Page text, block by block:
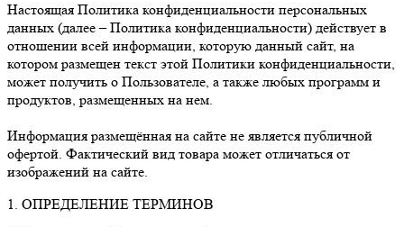
Настоящая Политика конфиденциальности персональных
данных (далее – Политика конфиденциальности) действует в
отношении всей информации, которую данный сайт, на
котором размещен текст этой Политики конфиденциальности,
может получить о Пользователе, а также любых программ и
продуктов, размещенных на нем.
Информация размещённая на сайте не является публичной
офертой. Фактический вид товара может отличаться от
изображений на сайте.
1. ОПРЕДЕЛЕНИЕ ТЕРМИНОВ